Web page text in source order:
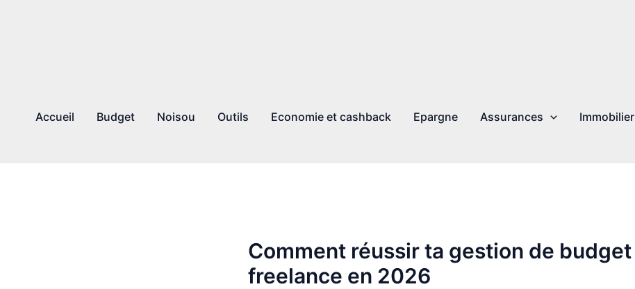
Accueil Budget Noisou Outils Economie et cashback Epargne Assurances Immobilier
Comment réussir ta gestion de budget
freelance en 2026